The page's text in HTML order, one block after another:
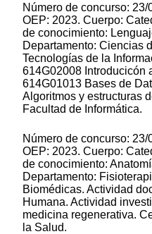
Número de concurso:
OEP: 2023. Cuerpo:
de conocimiento:
Departamento: Ciencias
Tecnologías de la
614G02008 Introducicón
614G01013 Bases de
Algoritmos y estructuras
Facultad de Informática.
Número de concurso:
OEP: 2023. Cuerpo:
de conocimiento:
Departamento:
Biomédicas. Actividad
Humana. Actividad
medicina regenerativa.
la Salud.